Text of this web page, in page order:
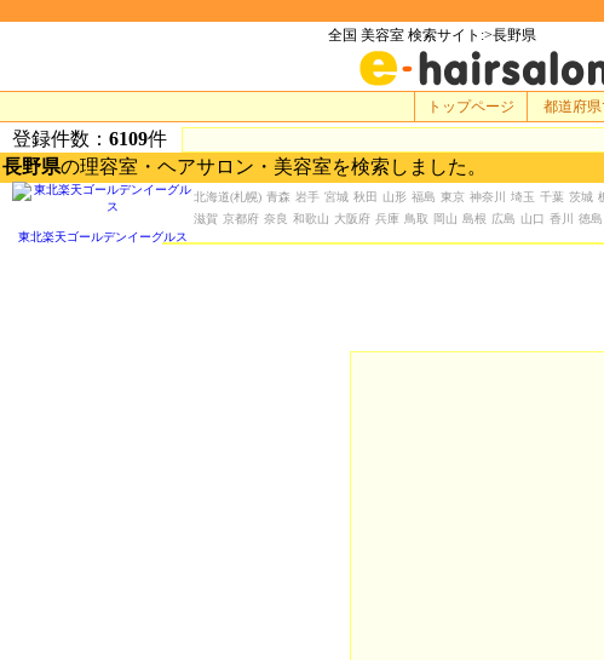
全国 美容室 検索サイト:>長野県
登録件数： 6109件
長野県の理容室・ヘアサロン・美容室を検索しました。
北海道(札幌) 青森 岩手 宮城 秋田 山形 福島 東京 神奈川 埼玉 千葉 茨城
滋賀 京都府 奈良 和歌山 大阪府 兵庫 鳥取 岡山 島根 広島 山口 香川 徳島
トップページ 都道府
東北楽天ゴールデンイーグルス